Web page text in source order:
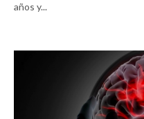
años y...